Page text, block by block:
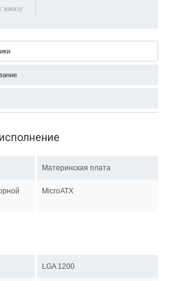
заказу
Материнская плата
MicroATX
LGA 1200